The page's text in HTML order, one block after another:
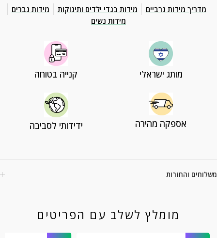
מדריך מידות גרביים מידות בגדי ילדים ותינוקות
מידות גברים
מידות נשים
מותג ישראלי קנייה בטוחה
אספקה מהירה ידידותי לסביבה
משלוחים והחזרות
מומלץ לשלב עם הפריטים